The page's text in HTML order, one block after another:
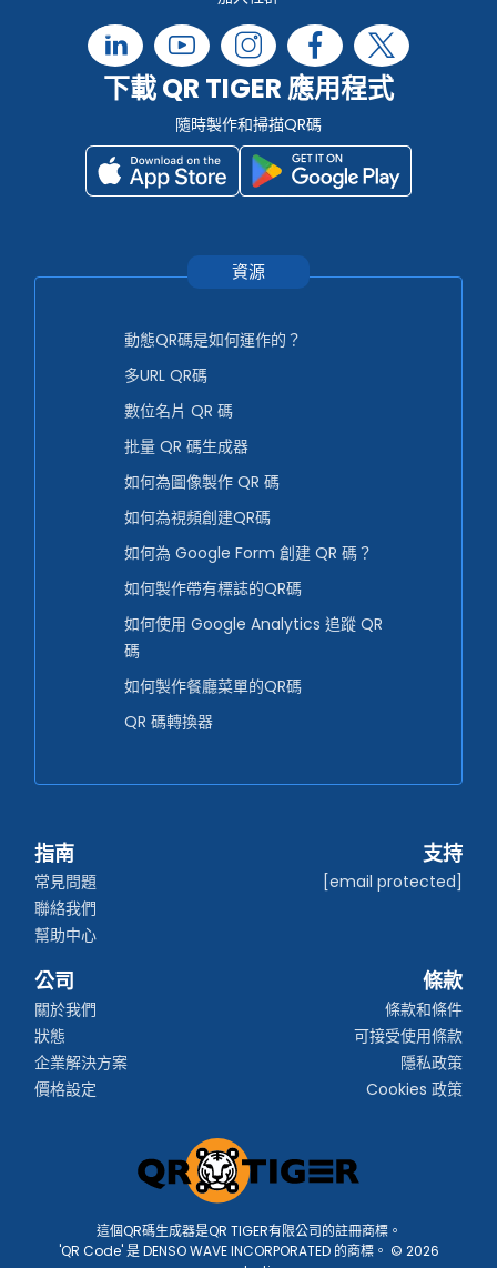
下載 QR TIGER 應用程式
隨時製作和掃描QR碼
資源
動態QR碼是如何運作的？
多URL QR碼
數位名片 QR 碼
批量 QR 碼生成器
如何為圖像製作 QR 碼
如何為視頻創建QR碼
如何為 Google Form 創建 QR 碼？
如何製作帶有標誌的QR碼
如何使用 Google Analytics 追蹤 QR
碼
如何製作餐廳菜單的QR碼
QR 碼轉換器
指南
常見問題
聯絡我們
幫助中心
支持
[email protected]
公司
關於我們
狀態
企業解決方案
價格設定
條款
條款和條件
可接受使用條款
隱私政策
Cookies 政策
這個QR碼生成器是QR TIGER有限公司的註冊商標。
'QR Code' 是 DENSO WAVE INCORPORATED 的商標。 © 2026